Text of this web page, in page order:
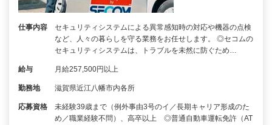
仕事内容
セキュリティシステムによる異常感知時の対応や機器の点検
など、人々の暮らしを守る業務をお任せします。 ◎セコムの
セキュリティシステムは、トラブルを未然に防ぐため…
給与 月給257,500円以上
勤務地 滋賀県近江八幡市内各所
応募資格
未経験39歳まで（例外事由3号のイ／長期キャリア形成のた
め／職業経験不問）、高卒以上 ◎普通自動車運転免許（AT